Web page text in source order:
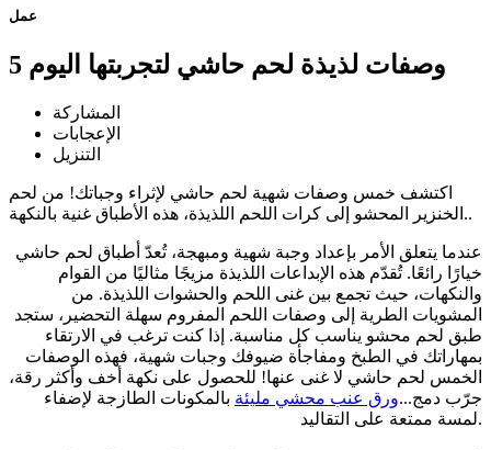
عمل
5 وصفات لذيذة لحم حاشي لتجربتها اليوم
المشاركة
الإعجابات
التنزيل
اكتشف خمس وصفات شهية لحم حاشي لإثراء وجباتك! من لحم
الخنزير المحشو إلى كرات اللحم اللذيذة، هذه الأطباق غنية بالنكهة..
عندما يتعلق الأمر بإعداد وجبة شهية ومبهجة، تُعدّ أطباق لحم حاشي
خيارًا رائعًا. تُقدّم هذه الإبداعات اللذيذة مزيجًا مثاليًا من القوام
والنكهات، حيث تجمع بين غنى اللحم والحشوات اللذيذة. من
المشويات الطرية إلى وصفات اللحم المفروم سهلة التحضير، ستجد
طبق لحم محشو يناسب كل مناسبة. إذا كنت ترغب في الارتقاء
بمهاراتك في الطبخ ومفاجأة ضيوفك وجبات شهية، فهذه الوصفات
الخمس لحم حاشي لا غنى عنها! للحصول على نكهة أخف وأكثر رقة،
جرّب دمج...ورق عنب محشي مليئة بالمكونات الطازجة لإضفاء
لمسة ممتعة على التقاليد.